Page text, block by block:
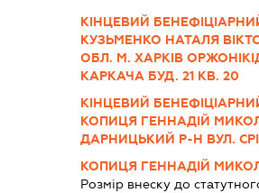
КІНЦЕВИЙ
КУЗЬМЕНКО НАТАЛЯ
ОБЛ. М. ХАРКІВ
КАРКАЧА БУД. 21 КВ. 20
КІНЦЕВИЙ
КОПИЦЯ ГЕННАДІЙ
ДАРНИЦЬКИЙ Р-Н ВУЛ.
КОПИЦЯ ГЕННАДІЙ
Розмір внеску до